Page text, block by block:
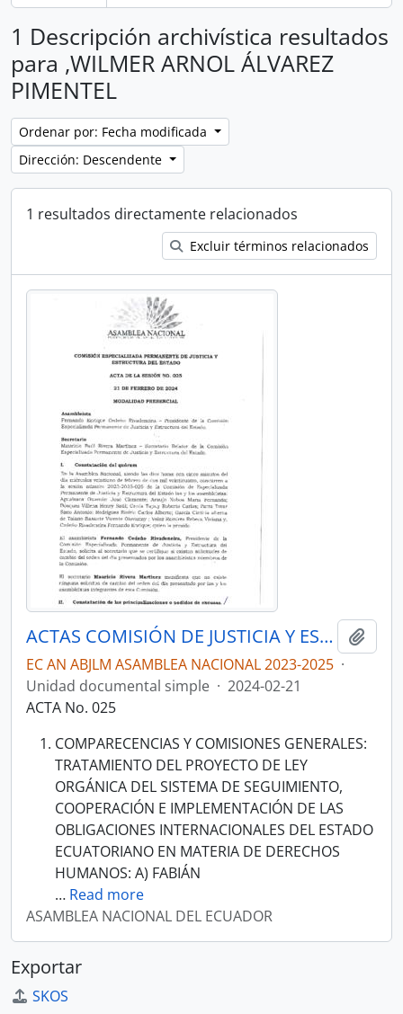
1 Descripción archivística resultados
para ,WILMER ARNOL ÁLVAREZ
PIMENTEL
Ordenar por: Fecha modificada
Dirección: Descendente
1 resultados directamente relacionados
Excluir términos relacionados
ACTAS COMISIÓN DE JUSTICIA Y ESTRUCTURA DEL ESTADO 2023-2025
EC AN ABJLM ASAMBLEA NACIONAL 2023-2025 ·
Unidad documental simple · 2024-02-21
ACTA No. 025
COMPARECENCIAS Y COMISIONES GENERALES:
TRATAMIENTO DEL PROYECTO DE LEY
ORGÁNICA DEL SISTEMA DE SEGUIMIENTO,
COOPERACIÓN E IMPLEMENTACIÓN DE LAS
OBLIGACIONES INTERNACIONALES DEL ESTADO
ECUATORIANO EN MATERIA DE DERECHOS
HUMANOS: A) FABIÁN
… Read more
ASAMBLEA NACIONAL DEL ECUADOR
Exportar
SKOS